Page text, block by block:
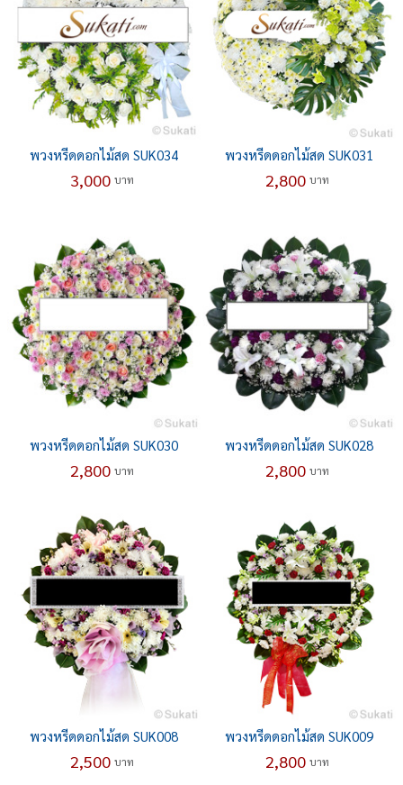
พวงหรีดดอกไม้สด SUK034
3,000 บาท
พวงหรีดดอกไม้สด SUK031
2,800 บาท
พวงหรีดดอกไม้สด SUK030
2,800 บาท
พวงหรีดดอกไม้สด SUK028
2,800 บาท
พวงหรีดดอกไม้สด SUK008
2,500 บาท
พวงหรีดดอกไม้สด SUK009
2,800 บาท